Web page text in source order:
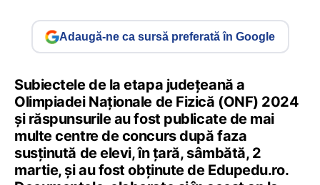
Adaugă-ne ca sursă preferată în Google
Subiectele de la etapa județeană a
Olimpiadei Naționale de Fizică (ONF) 2024
și răspunsurile au fost publicate de mai
multe centre de concurs după faza
susținută de elevi, în țară, sâmbătă, 2
martie, și au fost obținute de Edupedu.ro.